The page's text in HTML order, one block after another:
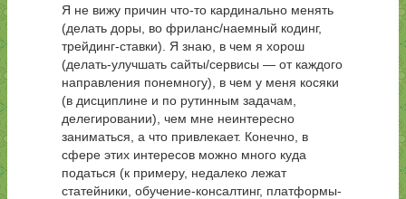
Я не вижу причин что-то кардинально менять
(делать доры, во фриланс/наемный кодинг,
трейдинг-ставки). Я знаю, в чем я хорош
(делать-улучшать сайты/сервисы — от каждого
направления понемногу), в чем у меня косяки
(в дисциплине и по рутинным задачам,
делегировании), чем мне неинтересно
заниматься, а что привлекает. Конечно, в
сфере этих интересов можно много куда
податься (к примеру, недалеко лежат
статейники, обучение-консалтинг, платформы-